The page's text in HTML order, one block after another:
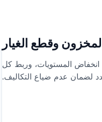
وقطع الغيار
انخفاض المستويات، وربط كل
لضمان عدم ضياع التكاليف.